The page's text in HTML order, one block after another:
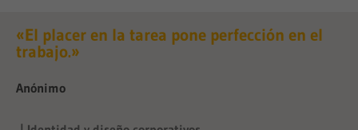
Saltar
contenido
«El placer en la tarea pone perfección en el
trabajo.»
Anónimo